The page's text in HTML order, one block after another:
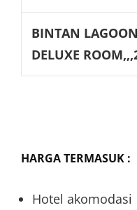
BINTAN
DELUXE
HARGA TERMASUK :
Hotel akomodasi